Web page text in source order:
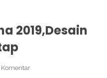
2019,Desain